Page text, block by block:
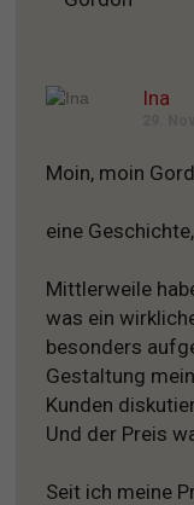
Ina
Moin, moin
eine
Mittlerweile
was ein
besonders
Gestaltung
Kunden
Und der Preis
Seit ich meine